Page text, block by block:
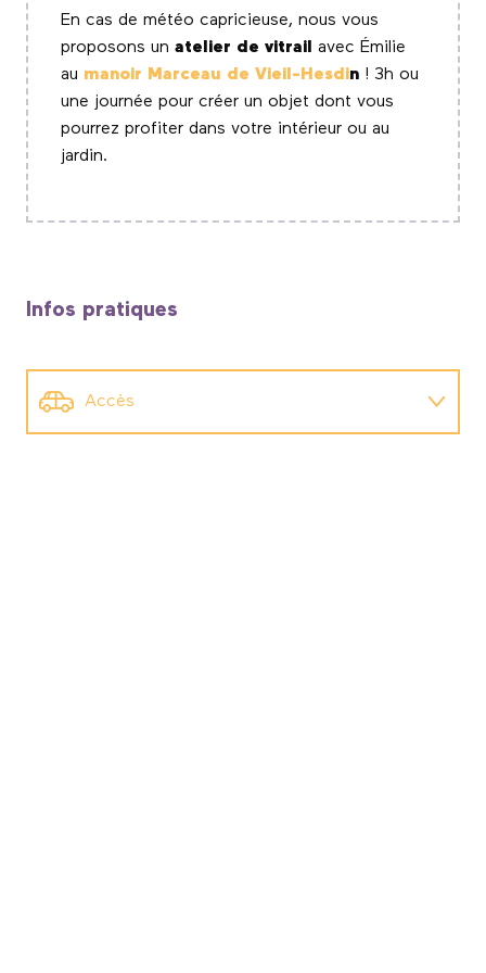
En cas de météo capricieuse, nous vous
proposons un atelier de vitrail
avec Émilie
au manoir Marceau de Vieil-Hesdin ! 3h ou
une journée pour créer un objet dont vous
pourrez profiter dans votre intérieur ou au
jardin.
Infos pratiques
Accès